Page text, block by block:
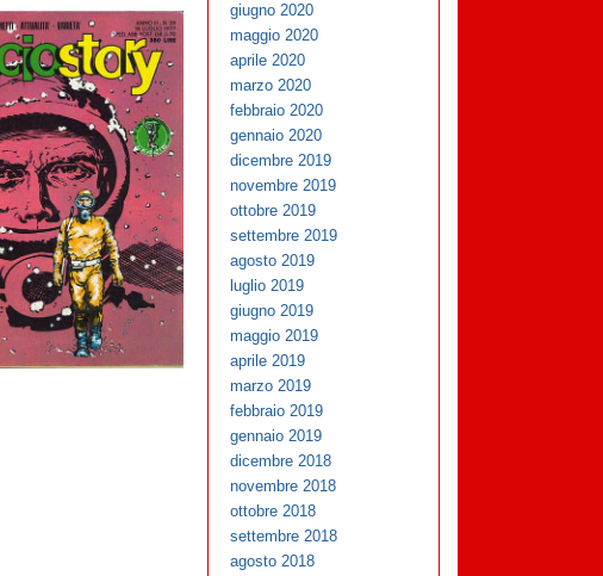
giugno 2020
maggio 2020
aprile 2020
marzo 2020
febbraio 2020
gennaio 2020
dicembre 2019
novembre 2019
ottobre 2019
settembre 2019
agosto 2019
luglio 2019
giugno 2019
maggio 2019
aprile 2019
marzo 2019
febbraio 2019
gennaio 2019
dicembre 2018
novembre 2018
ottobre 2018
settembre 2018
agosto 2018